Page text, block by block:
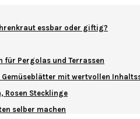
essbar oder giftig?
für Pergolas und Terrassen
Gemüseblätter mit wertvollen
Rosen Stecklinge
selber machen